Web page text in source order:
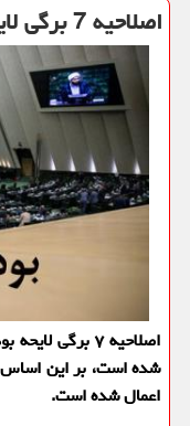
اصلاحیه 7 برگی لایحه بودجه 1400 منتشر گردید
اعمال شده است.